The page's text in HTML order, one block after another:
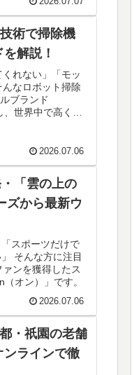
術で掃除機
解説！
れない」「モッ
なロボット掃除
ブランド
世界中で高く評
2026.07.06
「雲の上の
ズから最新ウ
スポーツだけで
そんな方に注目
ンを獲得したス
オン）」です。
2026.07.06
・祇園の老舗
ンラインで徹